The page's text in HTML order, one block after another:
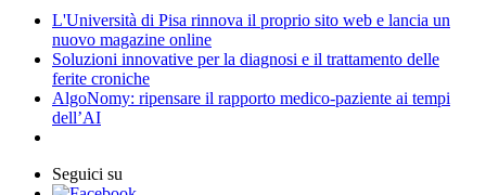
L'Università di Pisa rinnova il proprio sito web e lancia un
nuovo magazine online
Soluzioni innovative per la diagnosi e il trattamento delle
ferite croniche
AlgoNomy: ripensare il rapporto medico-paziente ai tempi
dell’AI
Seguici su